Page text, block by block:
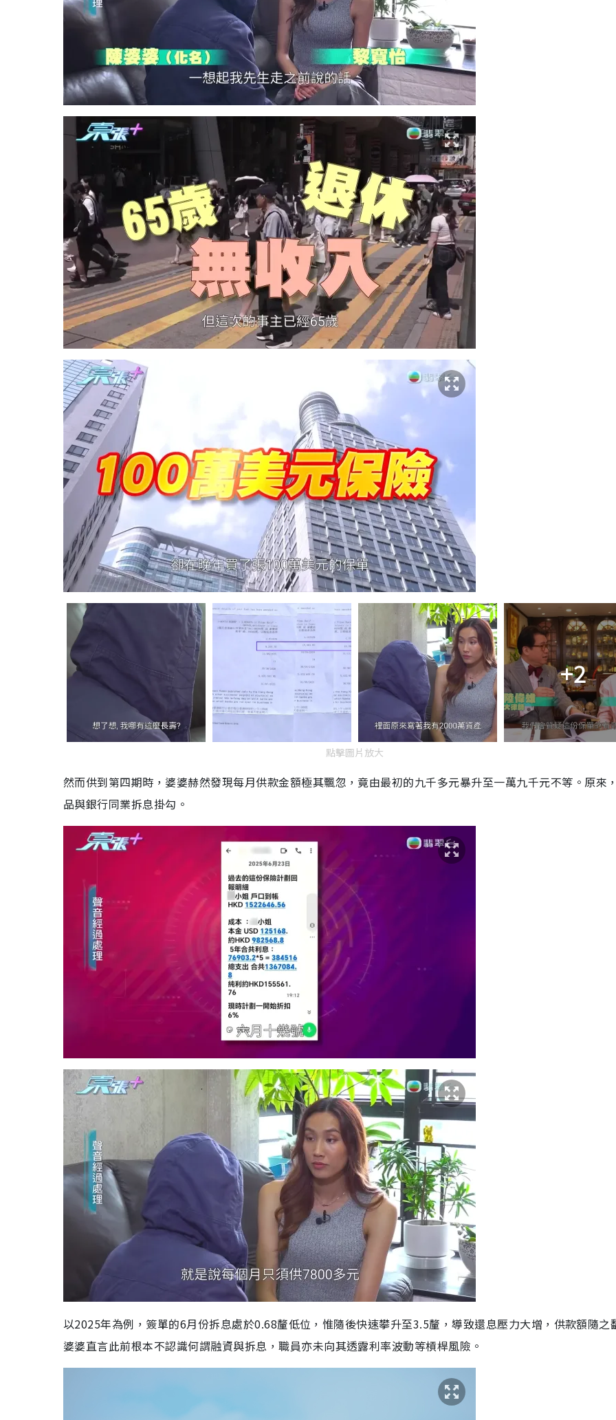
+2
點擊圖片放大
然而供到第四期時，婆婆赫然發現每月供款金額極其飄忽，竟由最初的九千多元暴升至一萬九千元不等。原來
品與銀行同業拆息掛勾。
以2025年為例，簽單的6月份拆息處於0.68釐低位，惟隨後快速攀升至3.5釐，導致還息壓力大增，供款額隨之
婆婆直言此前根本不認識何謂融資與拆息，職員亦未向其透露利率波動等槓桿風險。